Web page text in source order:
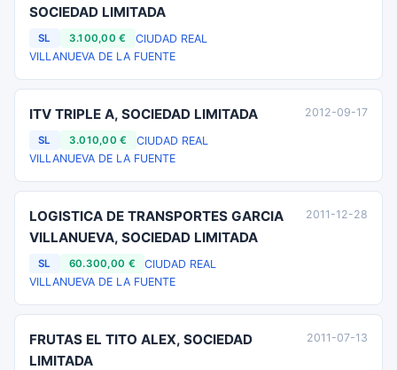
SOCIEDAD LIMITADA
SL 3.100,00 €
CIUDAD REAL
VILLANUEVA DE LA FUENTE
ITV TRIPLE A, SOCIEDAD LIMITADA
SL 3.010,00 €
CIUDAD REAL
VILLANUEVA DE LA FUENTE
2012-09-17
LOGISTICA DE TRANSPORTES GARCIA
VILLANUEVA, SOCIEDAD LIMITADA
SL 60.300,00 €
CIUDAD REAL
VILLANUEVA DE LA FUENTE
2011-12-28
FRUTAS EL TITO ALEX, SOCIEDAD
LIMITADA
2011-07-13